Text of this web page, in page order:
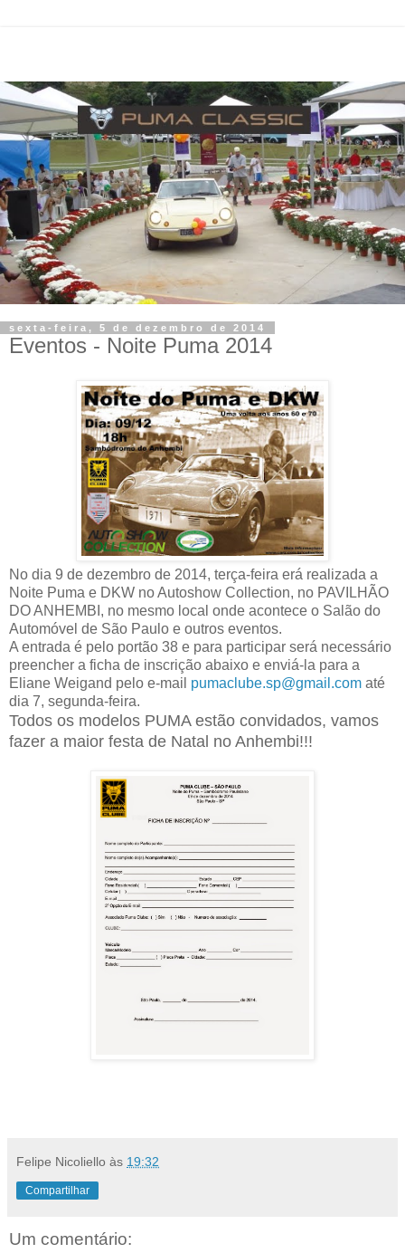
sexta-feira, 5 de dezembro de 2014
Eventos - Noite Puma 2014
No dia 9 de dezembro de 2014, terça-feira erá realizada a
Noite Puma e DKW no Autoshow Collection, no PAVILHÃO
DO ANHEMBI, no mesmo local onde acontece o Salão do
Automóvel de São Paulo e outros eventos.
A entrada é pelo portão 38 e para participar será necessário
preencher a ficha de inscrição abaixo e enviá-la para a
Eliane Weigand pelo e-mail pumaclube.sp@gmail.com até
dia 7, segunda-feira.
Todos os modelos PUMA estão convidados, vamos
fazer a maior festa de Natal no Anhembi!!!
Felipe Nicoliello às 19:32
Compartilhar
Um comentário: